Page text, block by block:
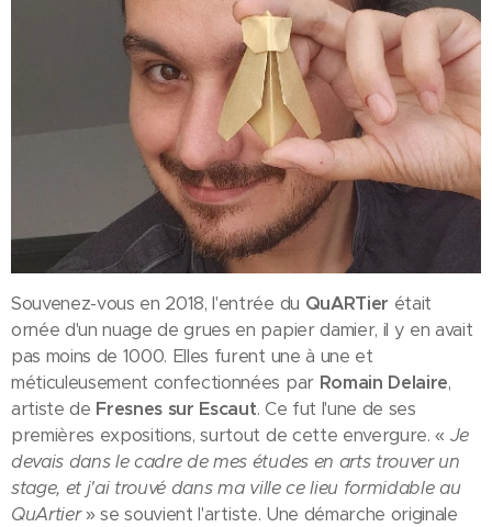
Souvenez-vous en 2018, l'entrée du QuARTier était
ornée d'un nuage de grues en papier damier, il y en avait
pas moins de 1000. Elles furent une à une et
méticuleusement confectionnées par Romain Delaire,
artiste de Fresnes sur Escaut. Ce fut l'une de ses
premières expositions, surtout de cette envergure. « Je
devais dans le cadre de mes études en arts trouver un
stage, et j'ai trouvé dans ma ville ce lieu formidable au
QuArtier» se souvient l'artiste. Une démarche originale